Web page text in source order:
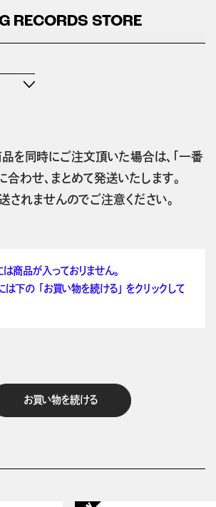
RECORDS STORE
を同時にご注文頂いた場合は、「一番
合わせ、まとめて発送いたします。
されませんのでご注意ください。
商品が入っておりません。
下の 「お買い物を続ける」 をクリックして
お買い物を続ける